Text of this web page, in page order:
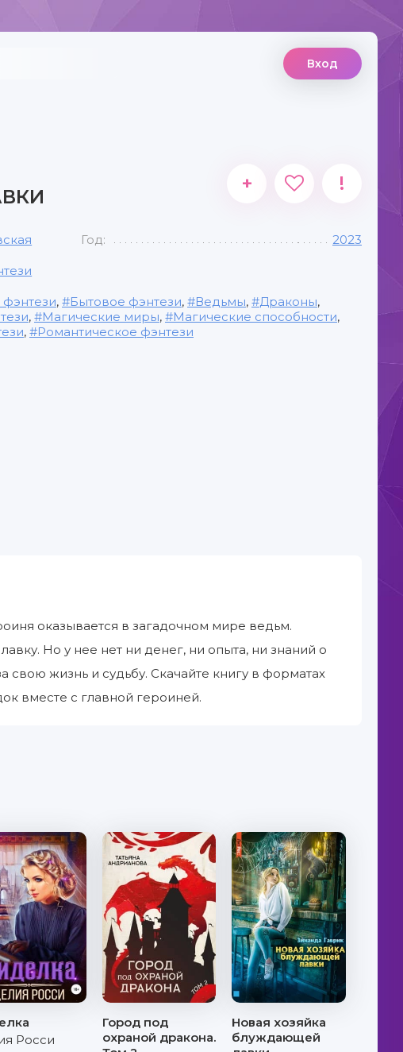
Вход
+ !
Год: 2023
, Бытовое фэнтези, Ведьмы, Драконы,
, Магические миры, Магические способности,
, Романтическое фэнтези
оказывается в загадочном мире ведьм.
Но у нее нет ни денег, ни опыта, ни знаний о
жизнь и судьбу. Скачайте книгу в форматах
вместе с главной героиней.
Росси
Город под
охраной дракона.
Новая хозяйка
блуждающей